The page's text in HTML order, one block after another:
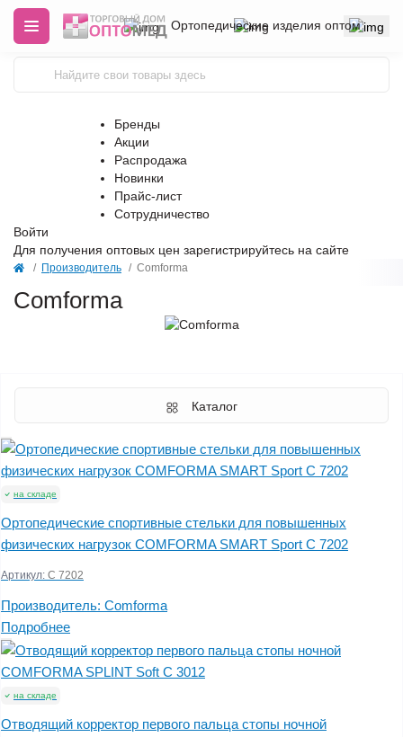
Ортопедические изделия оптом
Бренды
Акции
Распродажа
Новинки
Прайс-лист
Сотрудничество
Войти
Для получения оптовых цен зарегистрируйтесь на сайте
Производитель Comforma
Comforma
Каталог
на складе
Ортопедические спортивные стельки для повышенных
физических нагрузок COMFORMA SMART Sport C 7202
Артикул: C 7202
Производитель: Comforma
Подробнее
на складе
Отводящий корректор первого пальца стопы ночной